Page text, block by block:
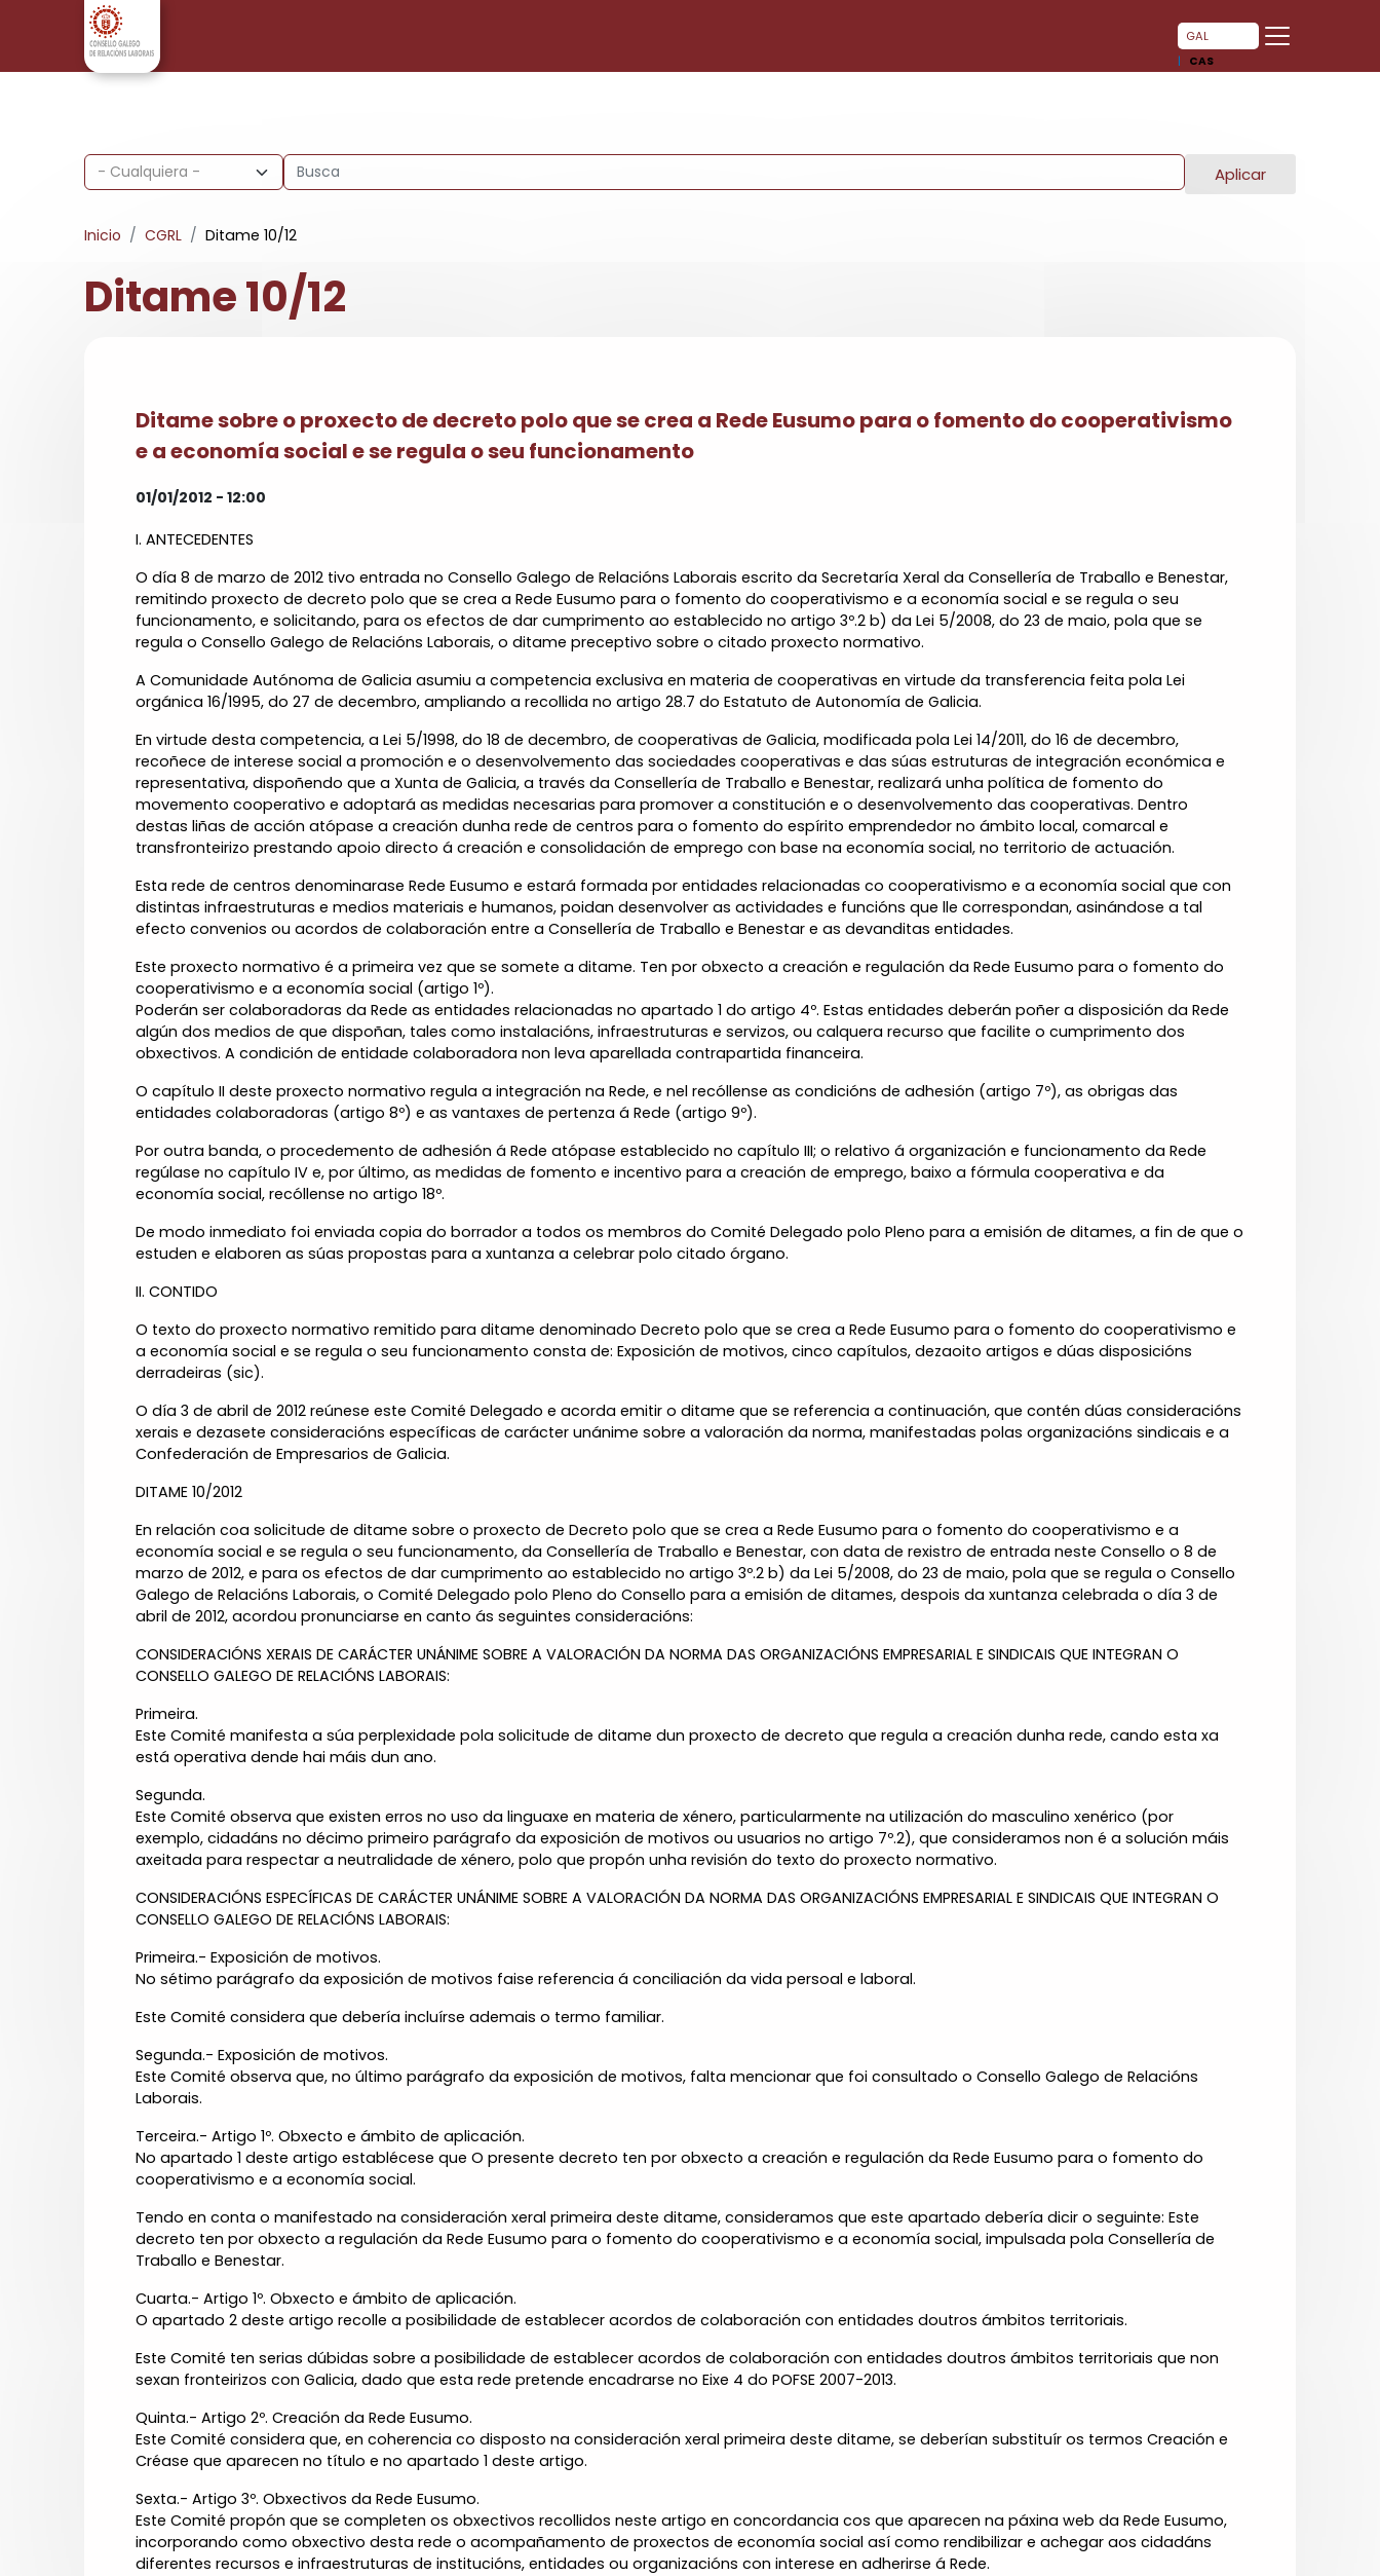
Pasar al contenido principal
GAL
CAS
Aplicar
Inicio CGRL Ditame 10/12
Ditame 10/12
Ditame sobre o proxecto de decreto polo que se crea a Rede Eusumo para o fomento do cooperativismo
e a economía social e se regula o seu funcionamento
01/01/2012 - 12:00
I. ANTECEDENTES
O día 8 de marzo de 2012 tivo entrada no Consello Galego de Relacións Laborais escrito da Secretaría Xeral da Consellería de Traballo e Benestar,
remitindo proxecto de decreto polo que se crea a Rede Eusumo para o fomento do cooperativismo e a economía social e se regula o seu
funcionamento, e solicitando, para os efectos de dar cumprimento ao establecido no artigo 3º.2 b) da Lei 5/2008, do 23 de maio, pola que se
regula o Consello Galego de Relacións Laborais, o ditame preceptivo sobre o citado proxecto normativo.
A Comunidade Autónoma de Galicia asumiu a competencia exclusiva en materia de cooperativas en virtude da transferencia feita pola Lei
orgánica 16/1995, do 27 de decembro, ampliando a recollida no artigo 28.7 do Estatuto de Autonomía de Galicia.
En virtude desta competencia, a Lei 5/1998, do 18 de decembro, de cooperativas de Galicia, modificada pola Lei 14/2011, do 16 de decembro,
recoñece de interese social a promoción e o desenvolvemento das sociedades cooperativas e das súas estruturas de integración económica e
representativa, dispoñendo que a Xunta de Galicia, a través da Consellería de Traballo e Benestar, realizará unha política de fomento do
movemento cooperativo e adoptará as medidas necesarias para promover a constitución e o desenvolvemento das cooperativas. Dentro
destas liñas de acción atópase a creación dunha rede de centros para o fomento do espírito emprendedor no ámbito local, comarcal e
transfronteirizo prestando apoio directo á creación e consolidación de emprego con base na economía social, no territorio de actuación.
Esta rede de centros denominarase Rede Eusumo e estará formada por entidades relacionadas co cooperativismo e a economía social que con
distintas infraestruturas e medios materiais e humanos, poidan desenvolver as actividades e funcións que lle correspondan, asinándose a tal
efecto convenios ou acordos de colaboración entre a Consellería de Traballo e Benestar e as devanditas entidades.
Este proxecto normativo é a primeira vez que se somete a ditame. Ten por obxecto a creación e regulación da Rede Eusumo para o fomento do
cooperativismo e a economía social (artigo 1º).
Poderán ser colaboradoras da Rede as entidades relacionadas no apartado 1 do artigo 4º. Estas entidades deberán poñer a disposición da Rede
algún dos medios de que dispoñan, tales como instalacións, infraestruturas e servizos, ou calquera recurso que facilite o cumprimento dos
obxectivos. A condición de entidade colaboradora non leva aparellada contrapartida financeira.
O capítulo II deste proxecto normativo regula a integración na Rede, e nel recóllense as condicións de adhesión (artigo 7º), as obrigas das
entidades colaboradoras (artigo 8º) e as vantaxes de pertenza á Rede (artigo 9º).
Por outra banda, o procedemento de adhesión á Rede atópase establecido no capítulo III; o relativo á organización e funcionamento da Rede
regúlase no capítulo IV e, por último, as medidas de fomento e incentivo para a creación de emprego, baixo a fórmula cooperativa e da
economía social, recóllense no artigo 18º.
De modo inmediato foi enviada copia do borrador a todos os membros do Comité Delegado polo Pleno para a emisión de ditames, a fin de que o
estuden e elaboren as súas propostas para a xuntanza a celebrar polo citado órgano.
II. CONTIDO
O texto do proxecto normativo remitido para ditame denominado Decreto polo que se crea a Rede Eusumo para o fomento do cooperativismo e
a economía social e se regula o seu funcionamento consta de: Exposición de motivos, cinco capítulos, dezaoito artigos e dúas disposicións
derradeiras (sic).
O día 3 de abril de 2012 reúnese este Comité Delegado e acorda emitir o ditame que se referencia a continuación, que contén dúas consideracións
xerais e dezasete consideracións específicas de carácter unánime sobre a valoración da norma, manifestadas polas organizacións sindicais e a
Confederación de Empresarios de Galicia.
DITAME 10/2012
En relación coa solicitude de ditame sobre o proxecto de Decreto polo que se crea a Rede Eusumo para o fomento do cooperativismo e a
economía social e se regula o seu funcionamento, da Consellería de Traballo e Benestar, con data de rexistro de entrada neste Consello o 8 de
marzo de 2012, e para os efectos de dar cumprimento ao establecido no artigo 3º.2 b) da Lei 5/2008, do 23 de maio, pola que se regula o Consello
Galego de Relacións Laborais, o Comité Delegado polo Pleno do Consello para a emisión de ditames, despois da xuntanza celebrada o día 3 de
abril de 2012, acordou pronunciarse en canto ás seguintes consideracións:
CONSIDERACIÓNS XERAIS DE CARÁCTER UNÁNIME SOBRE A VALORACIÓN DA NORMA DAS ORGANIZACIÓNS EMPRESARIAL E SINDICAIS QUE INTEGRAN O
CONSELLO GALEGO DE RELACIÓNS LABORAIS:
Primeira.
Este Comité manifesta a súa perplexidade pola solicitude de ditame dun proxecto de decreto que regula a creación dunha rede, cando esta xa
está operativa dende hai máis dun ano.
Segunda.
Este Comité observa que existen erros no uso da linguaxe en materia de xénero, particularmente na utilización do masculino xenérico (por
exemplo, cidadáns no décimo primeiro parágrafo da exposición de motivos ou usuarios no artigo 7º.2), que consideramos non é a solución máis
axeitada para respectar a neutralidade de xénero, polo que propón unha revisión do texto do proxecto normativo.
CONSIDERACIÓNS ESPECÍFICAS DE CARÁCTER UNÁNIME SOBRE A VALORACIÓN DA NORMA DAS ORGANIZACIÓNS EMPRESARIAL E SINDICAIS QUE INTEGRAN O
CONSELLO GALEGO DE RELACIÓNS LABORAIS:
Primeira.- Exposición de motivos.
No sétimo parágrafo da exposición de motivos faise referencia á conciliación da vida persoal e laboral.
Este Comité considera que debería incluírse ademais o termo familiar.
Segunda.- Exposición de motivos.
Este Comité observa que, no último parágrafo da exposición de motivos, falta mencionar que foi consultado o Consello Galego de Relacións
Laborais.
Terceira.- Artigo 1º. Obxecto e ámbito de aplicación.
No apartado 1 deste artigo establécese que O presente decreto ten por obxecto a creación e regulación da Rede Eusumo para o fomento do
cooperativismo e a economía social.
Tendo en conta o manifestado na consideración xeral primeira deste ditame, consideramos que este apartado debería dicir o seguinte: Este
decreto ten por obxecto a regulación da Rede Eusumo para o fomento do cooperativismo e a economía social, impulsada pola Consellería de
Traballo e Benestar.
Cuarta.- Artigo 1º. Obxecto e ámbito de aplicación.
O apartado 2 deste artigo recolle a posibilidade de establecer acordos de colaboración con entidades doutros ámbitos territoriais.
Este Comité ten serias dúbidas sobre a posibilidade de establecer acordos de colaboración con entidades doutros ámbitos territoriais que non
sexan fronteirizos con Galicia, dado que esta rede pretende encadrarse no Eixe 4 do POFSE 2007-2013.
Quinta.- Artigo 2º. Creación da Rede Eusumo.
Este Comité considera que, en coherencia co disposto na consideración xeral primeira deste ditame, se deberían substituír os termos Creación e
Créase que aparecen no título e no apartado 1 deste artigo.
Sexta.- Artigo 3º. Obxectivos da Rede Eusumo.
Este Comité propón que se completen os obxectivos recollidos neste artigo en concordancia cos que aparecen na páxina web da Rede Eusumo,
incorporando como obxectivo desta rede o acompañamento de proxectos de economía social así como rendibilizar e achegar aos cidadáns
diferentes recursos e infraestruturas de institucións, entidades ou organizacións con interese en adherirse á Rede.